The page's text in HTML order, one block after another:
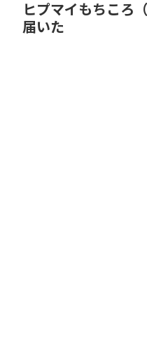
ヒプマイもちころ
届いた